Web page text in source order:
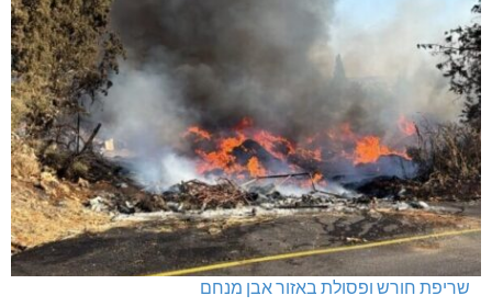
שריפת חורש ופסולת באזור אבן מנחם